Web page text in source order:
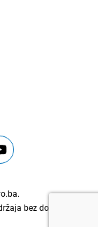
.
bez dozvole